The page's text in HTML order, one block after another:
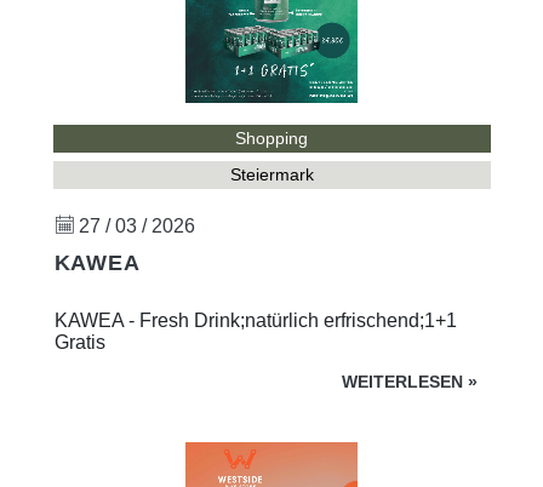
Shopping
Steiermark
27 / 03 / 2026
KAWEA
KAWEA - Fresh Drink;natürlich erfrischend;1+1
Gratis
WEITERLESEN »